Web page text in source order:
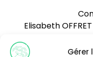
Gérer
Elisabeth
Simone RIVIER –